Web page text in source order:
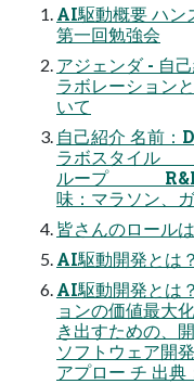
AI駆動概要 ハン
第一回勉強会
アジェンダ - 自
ラボレーション
いて
自己紹介 名前：
ラボスタイ
ループ R&D室
味：マラソン
皆さんのロール
AI駆動開発とは？
AI駆動開発とは
ョンの価値最大
き出すための、
ソフトウェア開
アプロー チ 出